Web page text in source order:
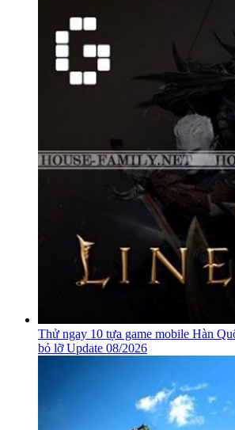
Thử ngay 10 tựa game mobile Hàn
bỏ lỡ Update 08/2026